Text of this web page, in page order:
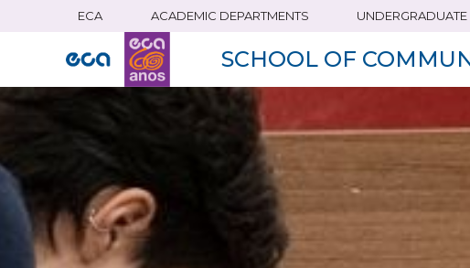
content
ECA ACADEMIC DEPARTMENTS UNDERGRADUATE
SCHOOL OF